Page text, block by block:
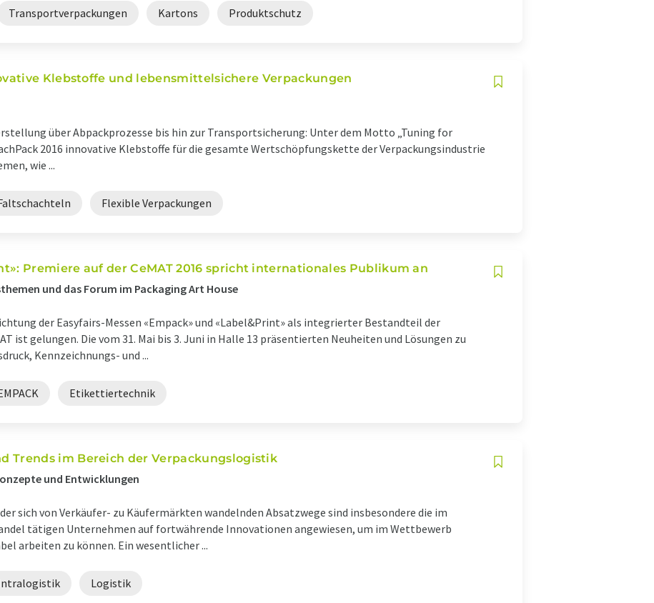
Transportverpackungen Kartons Produktschutz
Klebstoffe und lebensmittelsichere Verpackungen
über Abpackprozesse bis hin zur Transportsicherung: Unter dem Motto „Tuning for
2016 innovative Klebstoffe für die gesamte Wertschöpfungskette der Verpackungsindustrie
wie ...
Flexible Verpackungen
Premiere auf der CeMAT 2016 spricht internationales Publikum an
und das Forum im Packaging Art House
der Easyfairs-Messen «Empack» und «Label&Print» als integrierter Bestandteil der
ist gelungen. Die vom 31. Mai bis 3. Juni in Halle 13 präsentierten Neuheiten und Lösungen zu
Kennzeichnungs- und ...
Etikettiertechnik
Trends im Bereich der Verpackungslogistik
und Entwicklungen
sich von Verkäufer- zu Käufermärkten wandelnden Absatzwege sind insbesondere die im
tätigen Unternehmen auf fortwährende Innovationen angewiesen, um im Wettbewerb
arbeiten zu können. Ein wesentlicher ...
Logistik